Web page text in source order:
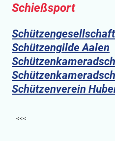
Schießsport
Schützengilde Aalen
Schützenverein
<<<